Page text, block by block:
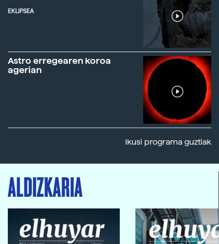
EKLIPSEA
Astro erregearen koroa
agerian
Ikusi programa guztiak
ALDIZKARIA